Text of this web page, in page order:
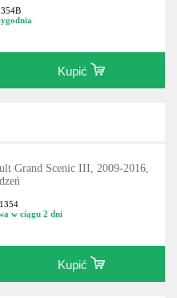
Kupić
Grand Scenic III, 2009-2016,
w ciągu 2 dni
Kupić